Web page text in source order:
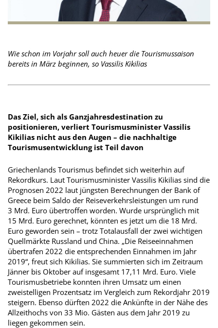
Wie schon im Vorjahr soll auch heuer die Tourismus­saison
bereits in März beginnen, so Vassilis Kikilias
Das Ziel, sich als Ganzjahresdestination zu
positionieren, verliert Tourismusminister Vassilis
Kikilias nicht aus den Augen – die nachhaltige
Tourismusentwicklung ist Teil davon
Griechenlands Tourismus befindet sich weiterhin auf
Rekordkurs. Laut Tourismusminister Vassilis Kikilias sind die
Prognosen 2022 laut jüngsten Berechnungen der Bank of
Greece beim Saldo der Reiseverkehrsleistungen um rund
3 Mrd. Euro übertroffen worden. Wurde ursprünglich mit
15 Mrd. Euro gerechnet, könnten es jetzt um die 18 Mrd.
Euro geworden sein – trotz Totalausfall der zwei wichtigen
Quellmärkte Russland und China. „Die Reiseeinnahmen
übertrafen 2022 die entsprechenden Einnahmen im Jahr
2019“, freut sich Kikilias. Sie summierten sich im Zeitraum
Jänner bis Oktober auf insgesamt 17,11 Mrd. Euro. Viele
Tourismusbetriebe konnten ihren Umsatz um einen
zweistelligen Prozentsatz im Vergleich zum Rekordjahr 2019
steigern. Ebenso dürften 2022 die Ankünfte in der Nähe des
Allzeithochs von 33 Mio. Gästen aus dem Jahr 2019 zu
liegen gekommen sein.